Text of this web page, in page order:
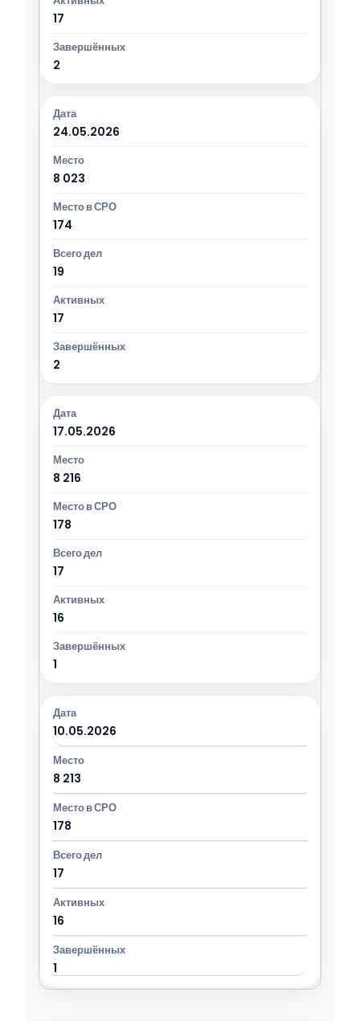
17
2
24.05.2026
8 023
174
19
17
2
17.05.2026
8 216
178
17
16
1
10.05.2026
8 213
178
17
16
1